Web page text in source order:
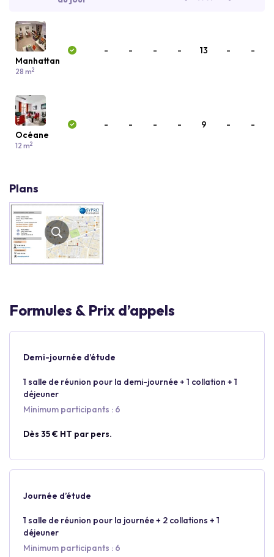
Manhattan
28 m2
- - - - 13 - -
Océane
12 m2
- - - - 9 - -
Plans
Formules & Prix d’appels
Demi-journée d’étude
1 salle de réunion pour la demi-journée + 1 collation + 1
déjeuner
Minimum participants : 6
Dès 35 € HT par pers.
Journée d’étude
1 salle de réunion pour la journée + 2 collations + 1
déjeuner
Minimum participants : 6